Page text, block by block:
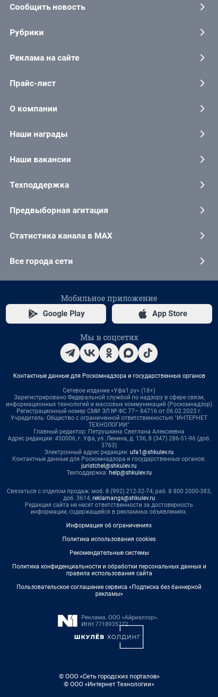
Сообщить новость
Рубрики
Реклама на сайте
Прайс-лист
О компании
Наши награды
Наши вакансии
Техподдержка
Предвыборная агитация
Статистика канала в MAX
Все города сети
Мобильное приложение
Google Play App Store
Мы в соцсетях
Контактные данные для Роскомнадзора и государственных органов
Сетевое издание «Уфа1.ру» (18+)
Зарегистрировано Федеральной службой по надзору в сфере связи,
информационных технологий и массовых коммуникаций (Роскомнадзор)
Регистрационный номер СМИ ЭЛ № ФС 77– 84716 от 06.02.2023 г.
Учредитель: Общество с ограниченной ответственностью "ИНТЕРНЕТ
ТЕХНОЛОГИИ"
Главный редактор: Петрушкина Светлана Алексеевна
Адрес редакции: 450006, г. Уфа, ул. Ленина, д. 156, 8 (347) 286-51-96 (доб.
3763)
Электронный адрес редакции: ufa1@shkulev.ru
Контактные данные для Роскомнадзора и государственных органов:
juristchel@shkulev.ru
Техподдержка: help@shkulev.ru
Связаться с отделом продаж: моб. 8 (992) 212-32-74, раб. 8 800 2000-383,
доб. 3614, reklamangs@shkulev.ru
Редакция сайта не несет ответственности за достоверность
информации, содержащейся в рекламных объявлениях.
Информация об ограничениях
Политика использования cookies
Рекомендательные системы
Политика конфиденциальности и обработки персональных данных и
правила использования сайта
Пользовательское соглашение сервиса «Подписка без баннерной
рекламы»
© ООО «Сеть городских порталов»
© ООО «Интернет Технологии»